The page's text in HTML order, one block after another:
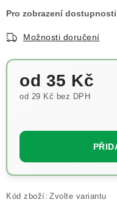
Možnosti doručení
od 35 Kč
od 29 Kč bez DPH
Kód zboží: Zvolte variantu